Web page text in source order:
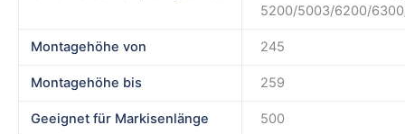
5200/5003/6200/
Montagehöhe von 245
Montagehöhe bis 259
Geeignet für Markisenlänge 500